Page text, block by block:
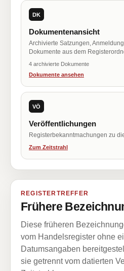
DK
Dokumentenansicht
Archivierte Satzungen,
Dokumente aus dem
4 archivierte Dokumente
Dokumente ansehen
VÖ
Veröffentlichungen
Registerbekanntmachungen zu
Zum Zeitstrahl
REGISTERTREFFER
Frühere
Diese früheren
vom Handelsregister ohne
Datumsangaben
sie getrennt vom datierten